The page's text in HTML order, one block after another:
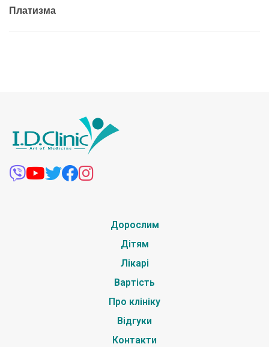
Платизма
Дорослим
Дітям
Лікарі
Вартість
Про клініку
Відгуки
Контакти